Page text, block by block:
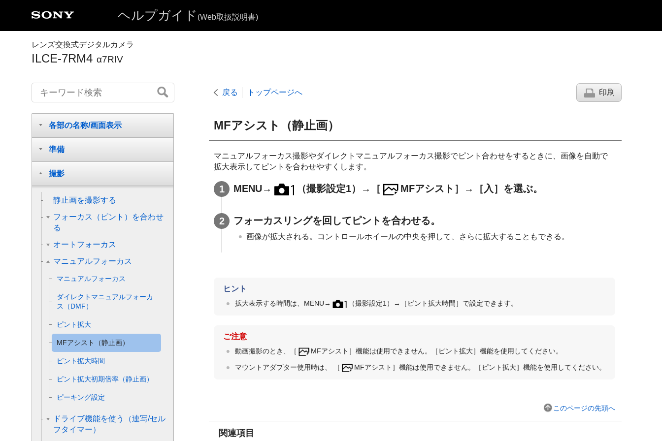
ヘルプガイド (Web取扱説明書)
レンズ交換式デジタルカメラ
ILCE-7RM4 α7RIV
戻る トップページへ 印刷
MFアシスト（静止画）
マニュアルフォーカス撮影やダイレクトマニュアルフォーカス撮影でピント合わせをするときに、画像を自動で
拡大表示してピントを合わせやすくします。
MENU→ （撮影設定1）→ ［ MFアシスト］ → ［入］ を選ぶ。
フォーカスリングを回してピントを合わせる。
画像が拡大される。コントロールホイールの中央を押して、さらに拡大することもできる。
ヒント
拡大表示する時間は、 MENU→ （撮影設定1）→ ［ピント拡大時間］ で設定できます。
ご注意
動画撮影のとき、 ［ MFアシスト］ 機能は使用できません。 ［ピント拡大］ 機能を使用してください。
マウントアダプター使用時は、 ［ MFアシスト］ 機能は使用できません。 ［ピント拡大］ 機能を使用してください。
このページの先頭へ
関連項目
各部の名称/画面表示
準備
撮影
静止画を撮影する
フォーカス（ピント）を合わせ
る
オートフォーカス
マニュアルフォーカス
マニュアルフォーカス
ダイレクトマニュアルフォーカ
ス（DMF）
ピント拡大
MFアシスト（静止画）
ピント拡大時間
ピント拡大初期倍率 （静止画）
ピーキング設定
ドライブ機能を使う（連写/セル
フタイマー）